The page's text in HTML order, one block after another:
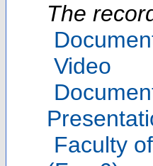
The
Video
Faculty